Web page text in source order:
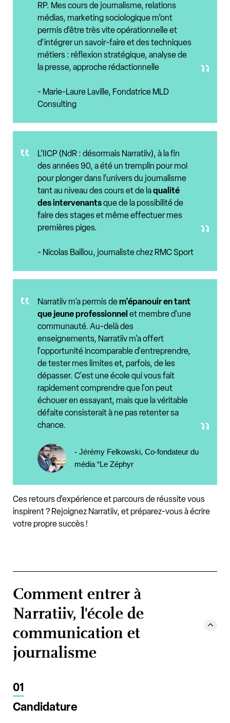
RP. Mes cours de journalisme, relations
médias, marketing sociologique m’ont
permis d’être très vite opérationnelle et
d’intégrer un savoir-faire et des techniques
métiers : réflexion stratégique, analyse de
la presse, approche rédactionnelle
- Marie-Laure Laville, Fondatrice MLD
Consulting
L’IICP (NdR : désormais Narratiiv), à la fin
des années 90, a été un tremplin pour moi
pour plonger dans l’univers du journalisme
tant au niveau des cours et de laqualité
des intervenantsque de la possibilité de
faire des stages et même effectuer mes
premières piges.
- Nicolas Baillou, journaliste chez RMC Sport
Narratiiv m'a permis dem'épanouir en tant
que jeune professionnel et membre d'une
communauté. Au-delà des
enseignements, Narratiiv m'a offert
l'opportunité incomparable d'entreprendre,
de tester mes limites et, parfois, de les
dépasser. C'est une école qui vous fait
rapidement comprendre que l'on peut
échouer en essayant, mais que la véritable
défaite consisterait à ne pas retenter sa
chance.
- Jérémy Felkowski, Co-fondateur du
média “Le Zéphyr
Ces retours d’expérience et parcours de réussite vous
inspirent ? Rejoignez Narratiiv, et préparez-vous à écrire
votre propre succès !
Comment entrer à
Narratiiv, l'école de
communication et
journalisme
01
Candidature